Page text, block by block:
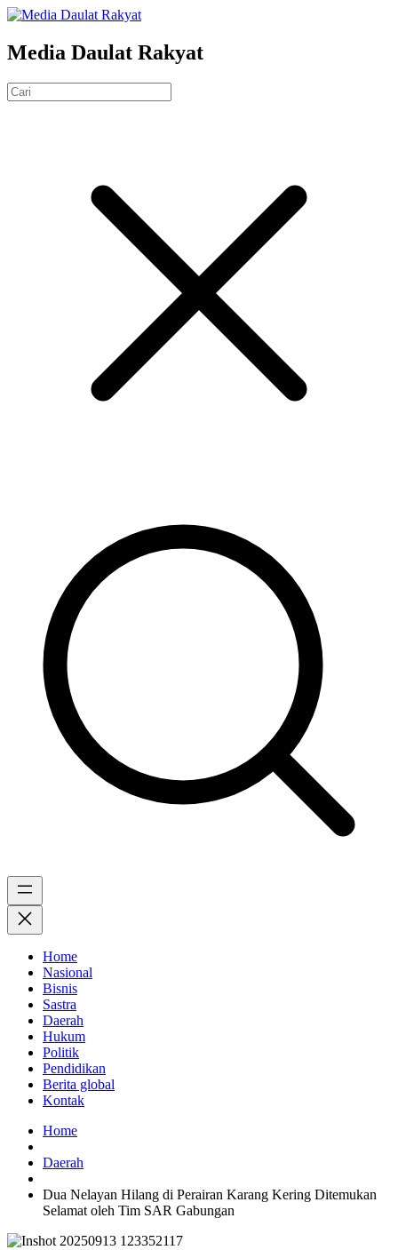
Media Daulat Rakyat
Home
Nasional
Bisnis
Sastra
Daerah
Hukum
Politik
Pendidikan
Berita global
Kontak
Home
Daerah
Dua Nelayan Hilang di Perairan Karang Kering Ditemukan
Selamat oleh Tim SAR Gabungan